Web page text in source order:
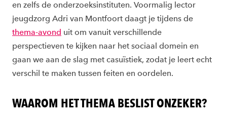
en zelfs de onderzoeksinstituten. Voormalig lector
jeugdzorg Adri van Montfoort daagt je tijdens de
thema-avond uit om vanuit verschillende
perspectieven te kijken naar het sociaal domein en
gaan we aan de slag met casuïstiek, zodat je leert echt
verschil te maken tussen feiten en oordelen.
WAAROM HET THEMA BESLIST ONZEKER?